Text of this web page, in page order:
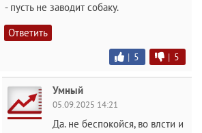
- пусть не заводит собаку.
Ответить
| 5 | 5
Умный
05.09.2025 14:21
Да. не беспокойся, во влсти и